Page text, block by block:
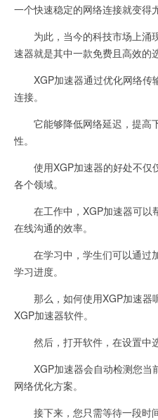
一个快速稳定的网络连接就变得
为此，当今的科技市场上涌
速器就是其中一款免费且高效的
XGP加速器通过优化网络传
连接。
它能够降低网络延迟，提高
性。
使用XGP加速器的好处不仅
各个领域。
在工作中，XGP加速器可以
在线沟通的效率。
在学习中，学生们可以通过
学习进度。
那么，如何使用XGP加速器
XGP加速器软件。
然后，打开软件，在设置中选
XGP加速器会自动检测您当
网络优化方案。
接下来，您只需等待一段时